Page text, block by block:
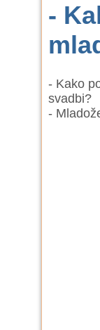
-
- Kako
svadbi?
-